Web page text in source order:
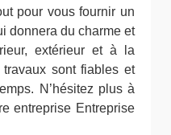
pour vous fournir un
donnera du charme et
extérieur et à la
sont fiables et
N’hésitez plus à
entreprise Entreprise